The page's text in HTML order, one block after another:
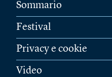
Sommario
Festival
Privacy e cookie
Video